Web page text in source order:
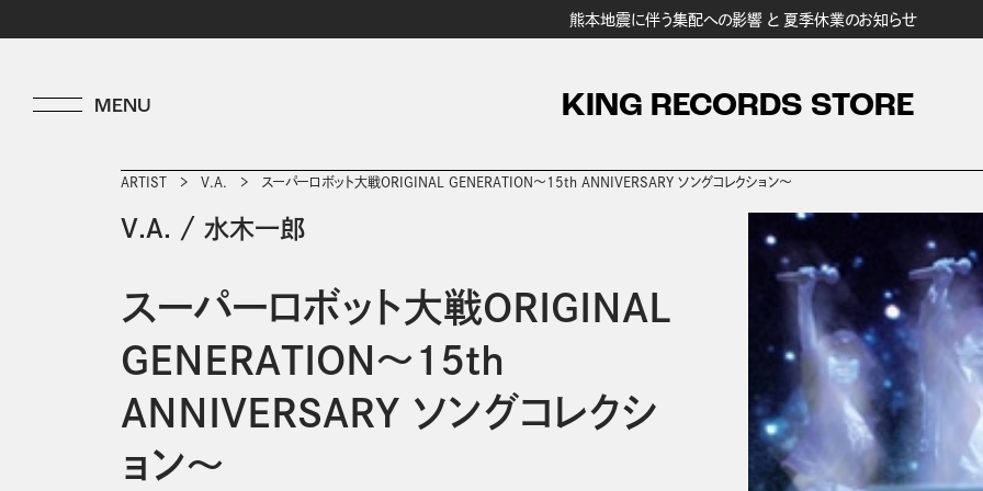
熊本地震に伴う集配への影響 と 夏季休業のお知らせ
KING RECORDS STORE
ARTIST V.A. スーパーロボット大戦ORIGINAL GENERATION～15th ANNIVERSARY ソングコレクション～
V.A. / 水木一郎
スーパーロボット大戦ORIGINAL
GENERATION～15th
ANNIVERSARY ソングコレクシ
ョン～